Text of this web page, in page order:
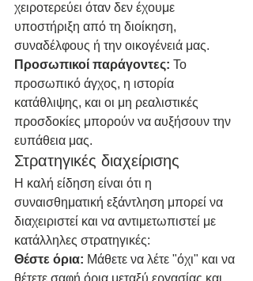
χειροτερεύει όταν δεν έχουμε
υποστήριξη από τη διοίκηση,
συναδέλφους ή την οικογένειά μας.
Προσωπικοί παράγοντες: Το
προσωπικό άγχος, η ιστορία
κατάθλιψης, και οι μη ρεαλιστικές
προσδοκίες μπορούν να αυξήσουν την
ευπάθεια μας.
Στρατηγικές διαχείρισης
Η καλή είδηση είναι ότι η
συναισθηματική εξάντληση μπορεί να
διαχειριστεί και να αντιμετωπιστεί με
κατάλληλες στρατηγικές:
Θέστε όρια: Μάθετε να λέτε "όχι" και να
θέτετε σαφή όρια μεταξύ εργασίας και